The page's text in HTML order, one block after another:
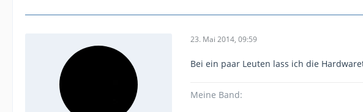
23. Mai 2014, 09:59
Bei ein paar Leuten lass ich die
Meine Band: